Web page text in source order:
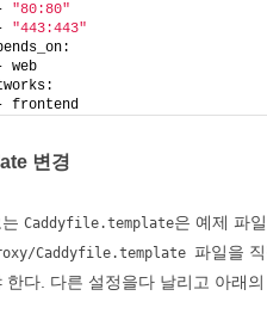
"80:80"
"443:443"
web
frontend
변경
Caddyfile.template은 예제 파
Caddyfile.template 파일을
한다. 다른 설정을다 날리고 아래의